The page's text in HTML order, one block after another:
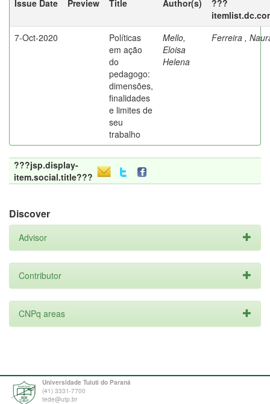
Issue Date Preview Title Author(s)
???
7-Oct-2020
Políticas
em ação
do
pedagogo:
dimensões,
finalidades
e limites de
seu
trabalho
Mello,
Eloisa
Helena
Ferreira ,
???jsp.display-
item.social.title???
Discover
Advisor
Contributor
CNPq areas
Universidade Tuiuti do Paraná
(41) 3331-7700
tede@utp.br